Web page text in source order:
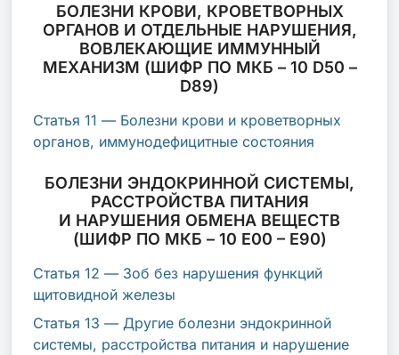
БОЛЕЗНИ КРОВИ, КРОВЕТВОРНЫХ
ОРГАНОВ И ОТДЕЛЬНЫЕ НАРУШЕНИЯ,
ВОВЛЕКАЮЩИЕ ИММУННЫЙ
МЕХАНИЗМ (ШИФР ПО МКБ – 10 D50 –
D89)
Статья 11 — Болезни крови и кроветворных
органов, иммунодефицитные состояния
БОЛЕЗНИ ЭНДОКРИННОЙ СИСТЕМЫ,
РАССТРОЙСТВА ПИТАНИЯ
И НАРУШЕНИЯ ОБМЕНА ВЕЩЕСТВ
(ШИФР ПО МКБ – 10 E00 – E90)
Статья 12 — Зоб без нарушения функций
щитовидной железы
Статья 13 — Другие болезни эндокринной
системы, расстройства питания и нарушение